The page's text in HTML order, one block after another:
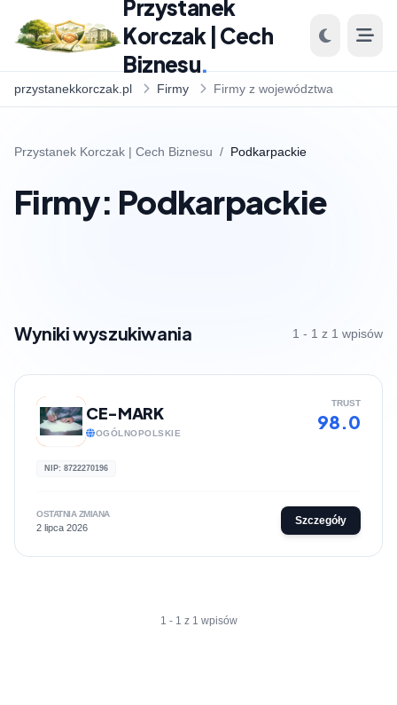
Przystanek
Korczak | Cech
Biznesu.
przystanekkorczak.pl Firmy Firmy z województwa
Przystanek Korczak | Cech Biznesu / Podkarpackie
Firmy: Podkarpackie
Wyniki wyszukiwania 1 - 1 z 1 wpisów
CE-MARK
OGÓLNOPOLSKIE
TRUST
98.0
NIP: 8722270196
OSTATNIA ZMIANA
2 lipca 2026
Szczegóły
1 - 1 z 1 wpisów